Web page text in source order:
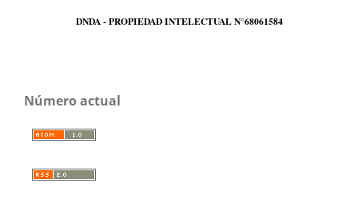
DNDA - PROPIEDAD INTELECTUAL N°68061584
Número actual